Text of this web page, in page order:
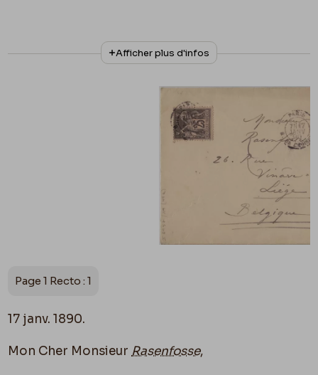
N° d'inventaire
II/6957/19/44
Collationnage
Autographe
Cachet d'envoi
1890/01/17
Belgique, Bruxelles, Bibliothèque royale de
Belgique, Cabinet des Manuscrits
Afficher plus d'infos
Page 1 Recto : 1
17 janv. 1890.
Mon Cher Monsieur Rasenfosse,